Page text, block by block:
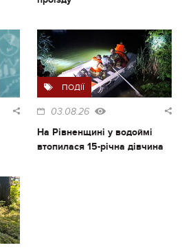
ПОДІЇ
03.08.26
На Рівненщині у водоймі
втопилася 15-річна дівчина